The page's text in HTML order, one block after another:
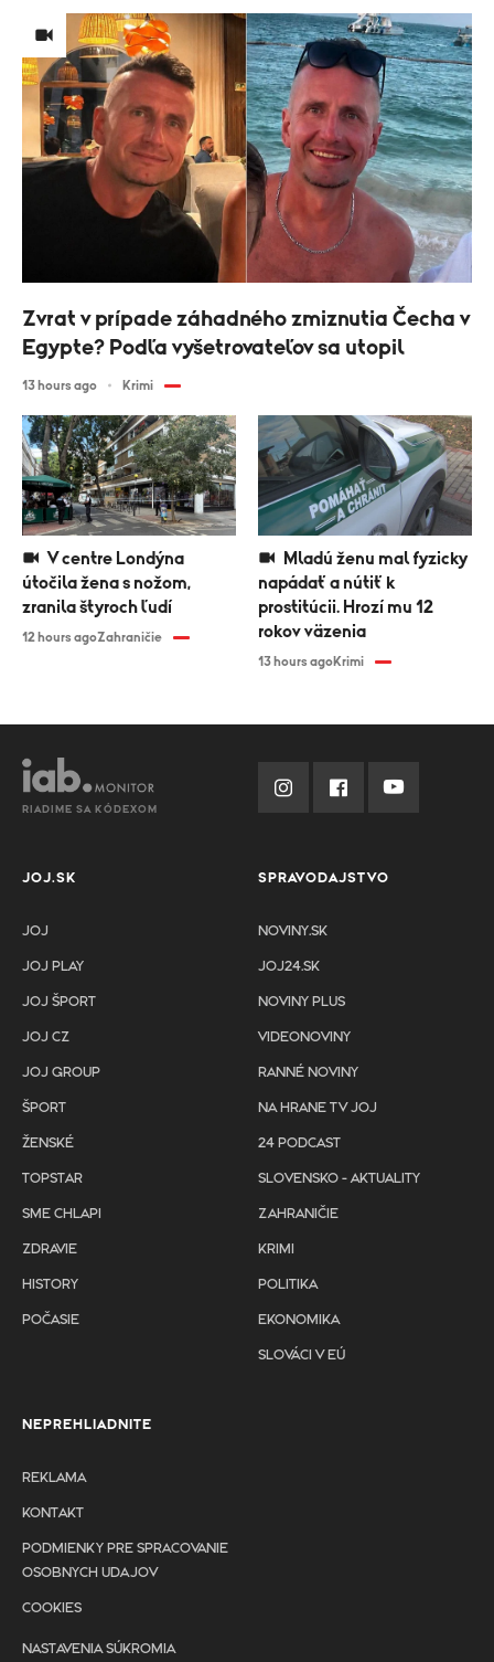
útočila žena s nožom,
zranila štyroch ľudí
12 hours agoZahraničie
napádať a nútiť k
prostitúcii. Hrozí mu 12
rokov väzenia
13 hours agoKrimi
Zvrat v prípade záhadného zmiznutia Čecha v
Egypte? Podľa vyšetrovateľov sa utopil
13 hours ago Krimi
RIADIME SA KÓDEXOM
JOJ.SK
JOJ
JOJ PLAY
JOJ ŠPORT
JOJ CZ
JOJ GROUP
ŠPORT
ŽENSKÉ
TOPSTAR
SME CHLAPI
ZDRAVIE
HISTORY
POČASIE
SPRAVODAJSTVO
NOVINY.SK
JOJ24.SK
NOVINY PLUS
VIDEONOVINY
RANNÉ NOVINY
NA HRANE TV JOJ
24 PODCAST
SLOVENSKO - AKTUALITY
ZAHRANIČIE
KRIMI
POLITIKA
EKONOMIKA
SLOVÁCI V EÚ
NEPREHLIADNITE
REKLAMA
KONTAKT
PODMIENKY PRE SPRACOVANIE
OSOBNYCH UDAJOV
COOKIES
NASTAVENIA SÚKROMIA